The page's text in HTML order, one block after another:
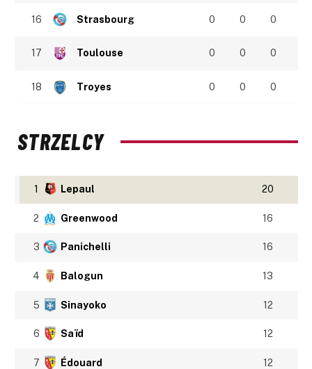
16 Strasbourg 0 0 0
17 Toulouse 0 0 0
18 Troyes 0 0 0
STRZELCY
1 Lepaul 20
2 Greenwood 16
3 Panichelli 16
4 Balogun 13
5 Sinayoko 12
6 Saïd 12
7 Édouard 12